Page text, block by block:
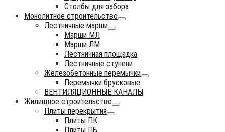
Столбы для забора
Монолитное строительство
Лестничные марши
Марши МЛ
Марши ЛМ
Лестничная площадка
Лестничные ступени
Железобетонные перемычки
Перемычки брусковые
ВЕНТИЛЯЦИОННЫЕ КАНАЛЫ
Жилищное строительство
Плиты перекрытия
Плиты ПК